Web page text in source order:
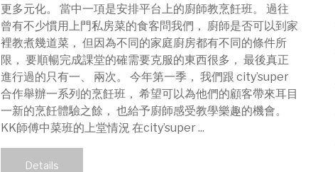
更多元化。 當中一項是安排平台上的廚師教烹飪班。 過往
曾有不少慣用上門私房菜的食客問我們， 廚師是否可以到家
裡教煮幾道菜， 但因為不同的家庭廚房都有不同的條件所
限， 要順暢完成課堂的確需要克服的東西很多， 最後真正
進行過的只有一、 兩次。 今年第一季， 我們跟 city’super
合作舉辦一系列的烹飪班， 希望可以為他們的顧客帶來耳目
一新的烹飪體驗之餘， 也給予廚師感受教學樂趣的機會。
KK師傅中菜班的上堂情況 在city’super ...
Details